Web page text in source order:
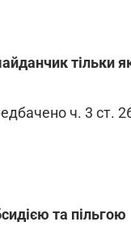
ч. 3 ст.
та пільгою